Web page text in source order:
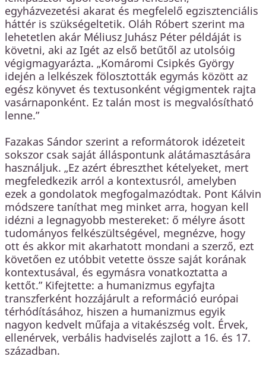
egyházvezetési akarat és megfelelő egzisztenciális
háttér is szükségeltetik. Oláh Róbert szerint ma
lehetetlen akár Méliusz Juhász Péter példáját is
követni, aki az Igét az első betűtől az utolsóig
végigmagyarázta. „Komáromi Csipkés György
idején a lelkészek fölosztották egymás között az
egész könyvet és textusonként végigmentek rajta
vasárnaponként. Ez talán most is megvalósítható
lenne.”
Fazakas Sándor szerint a reformátorok idézeteit
sokszor csak saját álláspontunk alátámasztására
használjuk. „Ez azért ébreszthet kételyeket, mert
megfeledkezik arról a kontextusról, amelyben
ezek a gondolatok megfogalmazódtak. Pont Kálvin
módszere taníthat meg minket arra, hogyan kell
idézni a legnagyobb mestereket: ő mélyre ásott
tudományos felkészültségével, megnézve, hogy
ott és akkor mit akarhatott mondani a szerző, ezt
követően ez utóbbit vetette össze saját korának
kontextusával, és egymásra vonatkoztatta a
kettőt.” Kifejtette: a humanizmus egyfajta
transzferként hozzájárult a reformáció európai
térhódításához, hiszen a humanizmus egyik
nagyon kedvelt műfaja a vitakészség volt. Érvek,
ellenérvek, verbális hadviselés zajlott a 16. és 17.
században.